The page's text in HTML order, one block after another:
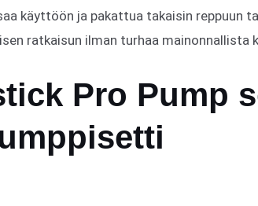
käyttöön ja pakattua takaisin reppuun
ratkaisun ilman turhaa mainonnallista
Pro Pump